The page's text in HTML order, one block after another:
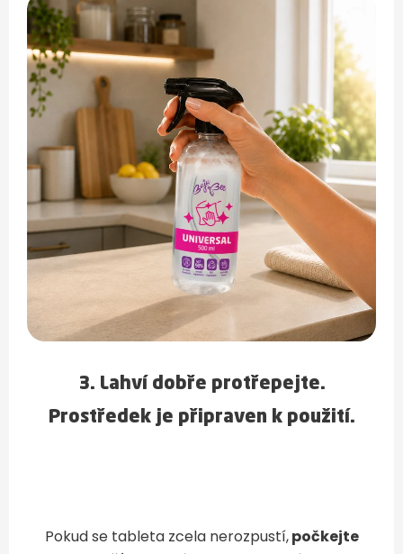
3. Lahví dobře protřepejte.
Prostředek je připraven k použití.
Pokud se tableta zcela nerozpustí,počkejte